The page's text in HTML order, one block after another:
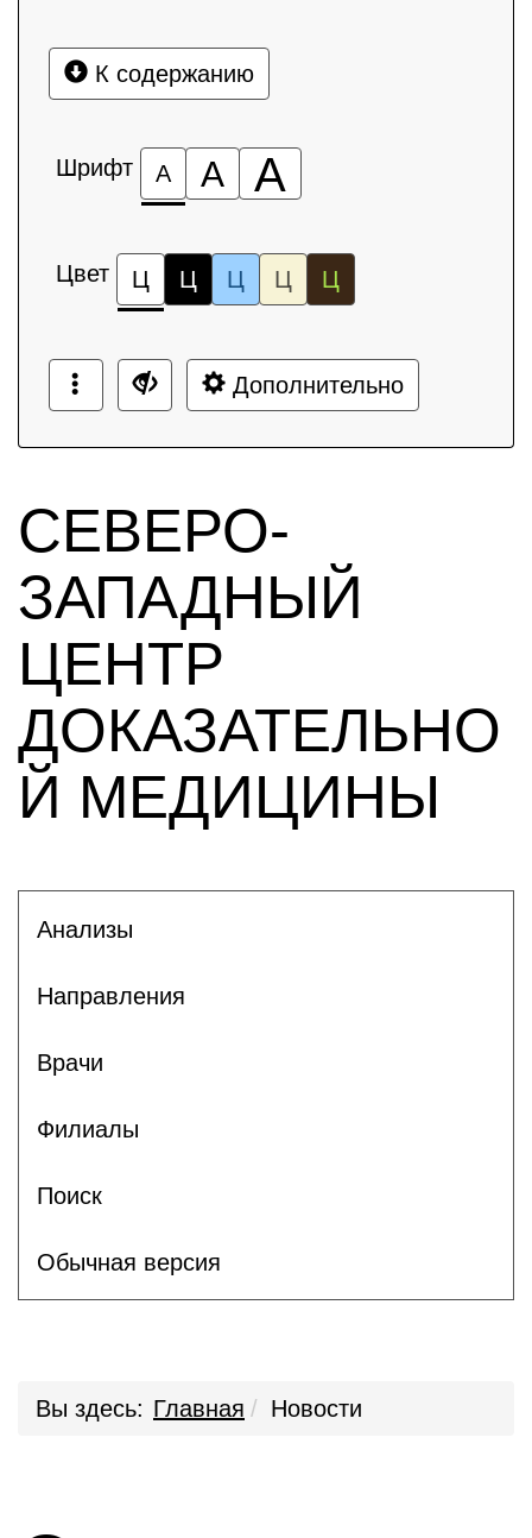
К содержанию
Шрифт А А А
Цвет Ц Ц Ц Ц Ц
Дополнительно
СЕВЕРО-
ЗАПАДНЫЙ
ЦЕНТР
ДОКАЗАТЕЛЬНО
Й МЕДИЦИНЫ
Анализы
Направления
Врачи
Филиалы
Поиск
Обычная версия
Вы здесь: Главная Новости